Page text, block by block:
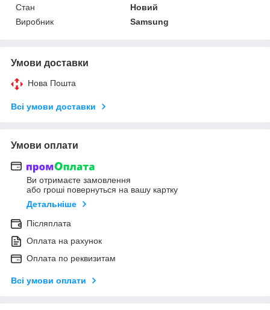
Стан
Новий
Виробник
Samsung
Умови доставки
Нова Пошта
Всі умови доставки
Умови оплати
Ви отримаєте замовлення
або гроші повернуться на вашу картку
Детальніше
Післяплата
Оплата на рахунок
Оплата по реквизитам
Всі умови оплати